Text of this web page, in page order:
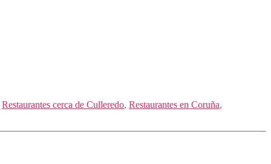
Restaurantes cerca de Culleredo, Restaurantes en Coruña,